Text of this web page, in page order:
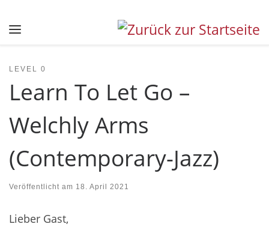
LEVEL 0
Learn To Let Go –
Welchly Arms
(Contemporary-Jazz)
Veröffentlicht am 18. April 2021
Lieber Gast,